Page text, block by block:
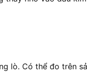
lò. Có thể đo trên